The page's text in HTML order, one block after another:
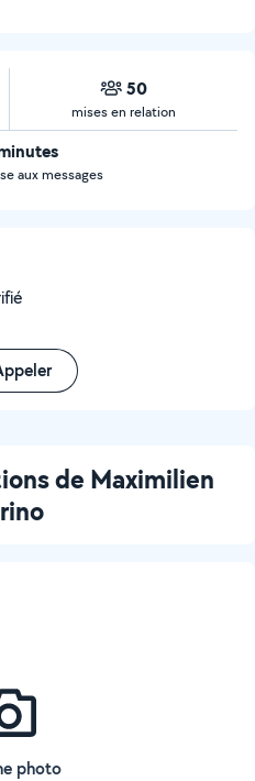
50
mises en relation
aux messages
de Maximilien
photo